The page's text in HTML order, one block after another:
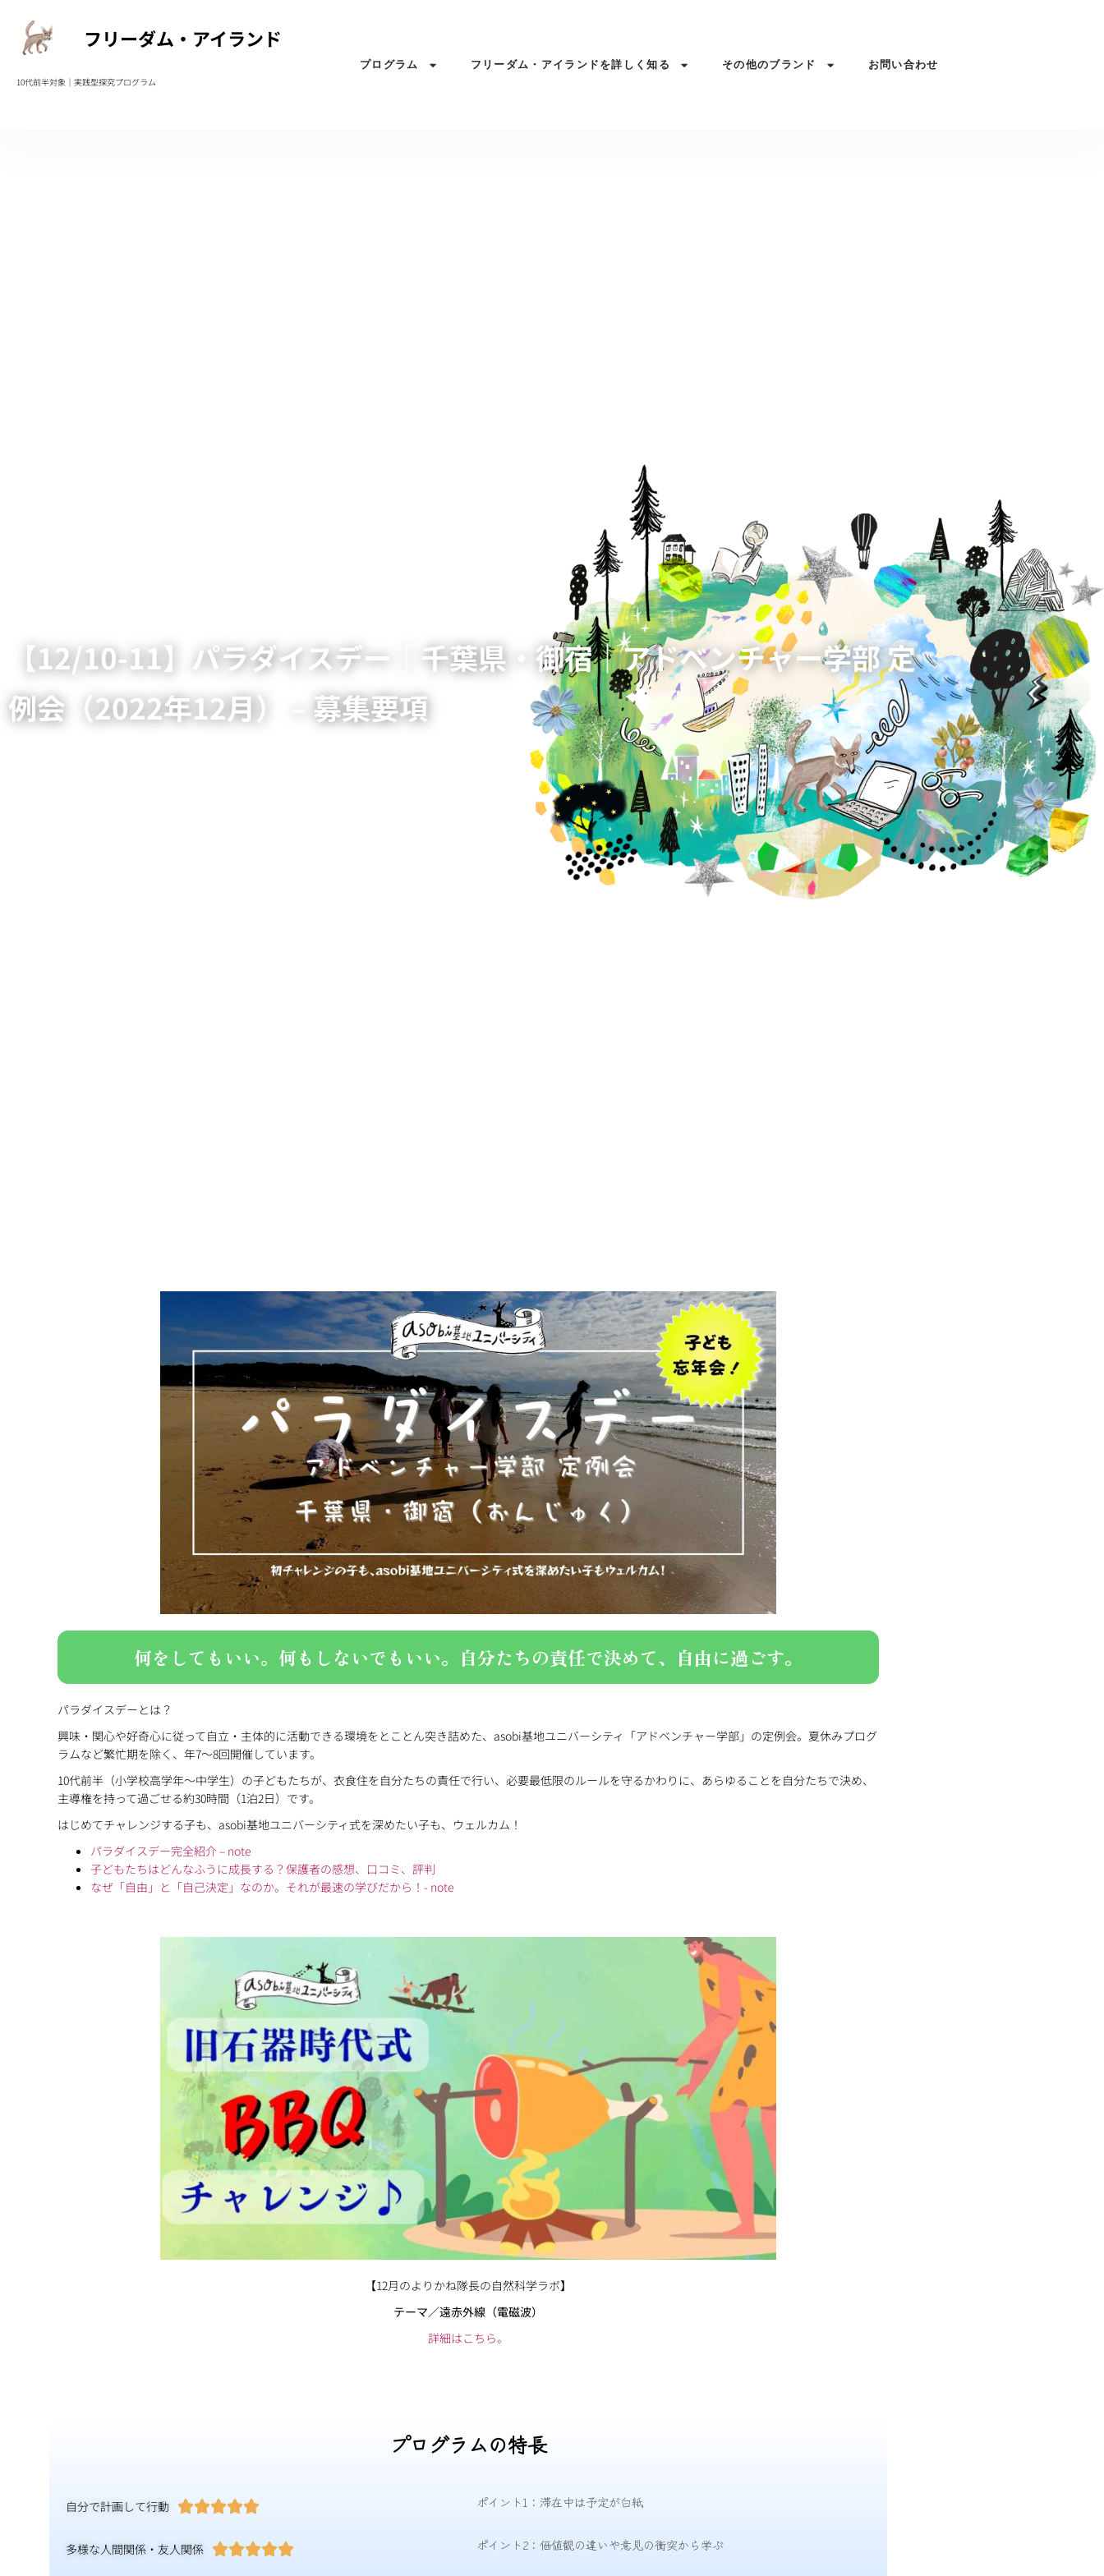
フリーダム・アイランド
10代前半対象｜実践型探究プログラム
プログラム フリーダム・アイランドを詳しく知る その他のブランド お問い合わせ
【12/10-11】パラダイスデー｜千葉県・御宿｜アドベンチャー学部 定
例会（2022年12月） – 募集要項
何をしてもいい。何もしないでもいい。自分たちの責任で決めて、自由に過ごす。
パラダイスデーとは？
興味・関心や好奇心に従って自立・主体的に活動できる環境をとことん突き詰めた、asobi基地ユニバーシティ「アドベンチャー学部」の定例会。夏休みプログ
ラムなど繁忙期を除く、年7〜8回開催しています。
10代前半（小学校高学年〜中学生）の子どもたちが、衣食住を自分たちの責任で行い、必要最低限のルールを守るかわりに、あらゆることを自分たちで決め、
主導権を持って過ごせる約30時間（1泊2日）です。
はじめてチャレンジする子も、asobi基地ユニバーシティ式を深めたい子も、ウェルカム！
パラダイスデー完全紹介 – note
子どもたちはどんなふうに成長する？保護者の感想、口コミ、評判
なぜ「自由」と「自己決定」なのか。それが最速の学びだから！- note
【12月のよりかね隊長の自然科学ラボ】
テーマ／遠赤外線（電磁波）
詳細はこちら。
プログラムの特長
自分で計画して行動  ポイント1：滞在中は予定が白紙
多様な人間関係・友人関係  ポイント2：価値観の違いや意見の衝突から学ぶ